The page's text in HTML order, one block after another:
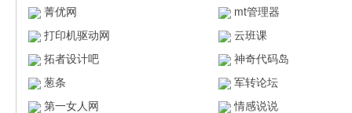
菁优网
mt管理器
打印机驱动网
云班课
拓者设计吧
神奇代码岛
葱条
军转论坛
第一女人网
情感说说